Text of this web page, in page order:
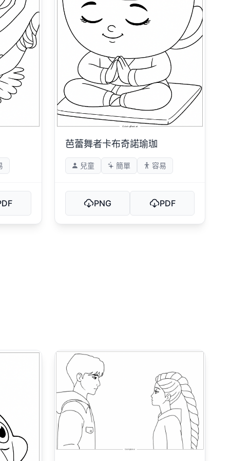
芭蕾舞者卡布奇諾瑜珈
兒童 簡單 容易
PNG PDF